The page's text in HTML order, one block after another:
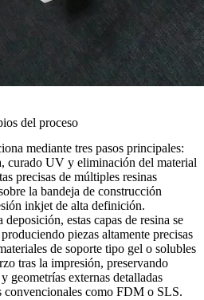
del proceso
mediante tres pasos principales:
curado UV y eliminación del material
precisas de múltiples resinas
la bandeja de construcción
inkjet de alta definición.
estas capas de resina se
piezas altamente precisas
de soporte tipo gel o solubles
tras la impresión, preservando
geometrías externas detalladas
convencionales como FDM o SLS.